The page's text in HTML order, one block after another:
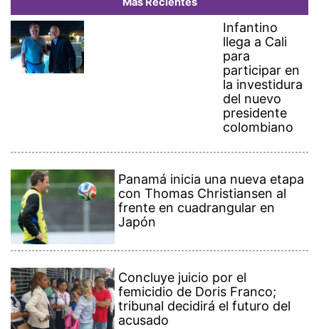
Infantino
llega a Cali
para
participar en
la investidura
del nuevo
presidente
colombiano
Panamá inicia una nueva etapa
con Thomas Christiansen al
frente en cuadrangular en
Japón
Concluye juicio por el
femicidio de Doris Franco;
tribunal decidirá el futuro del
acusado